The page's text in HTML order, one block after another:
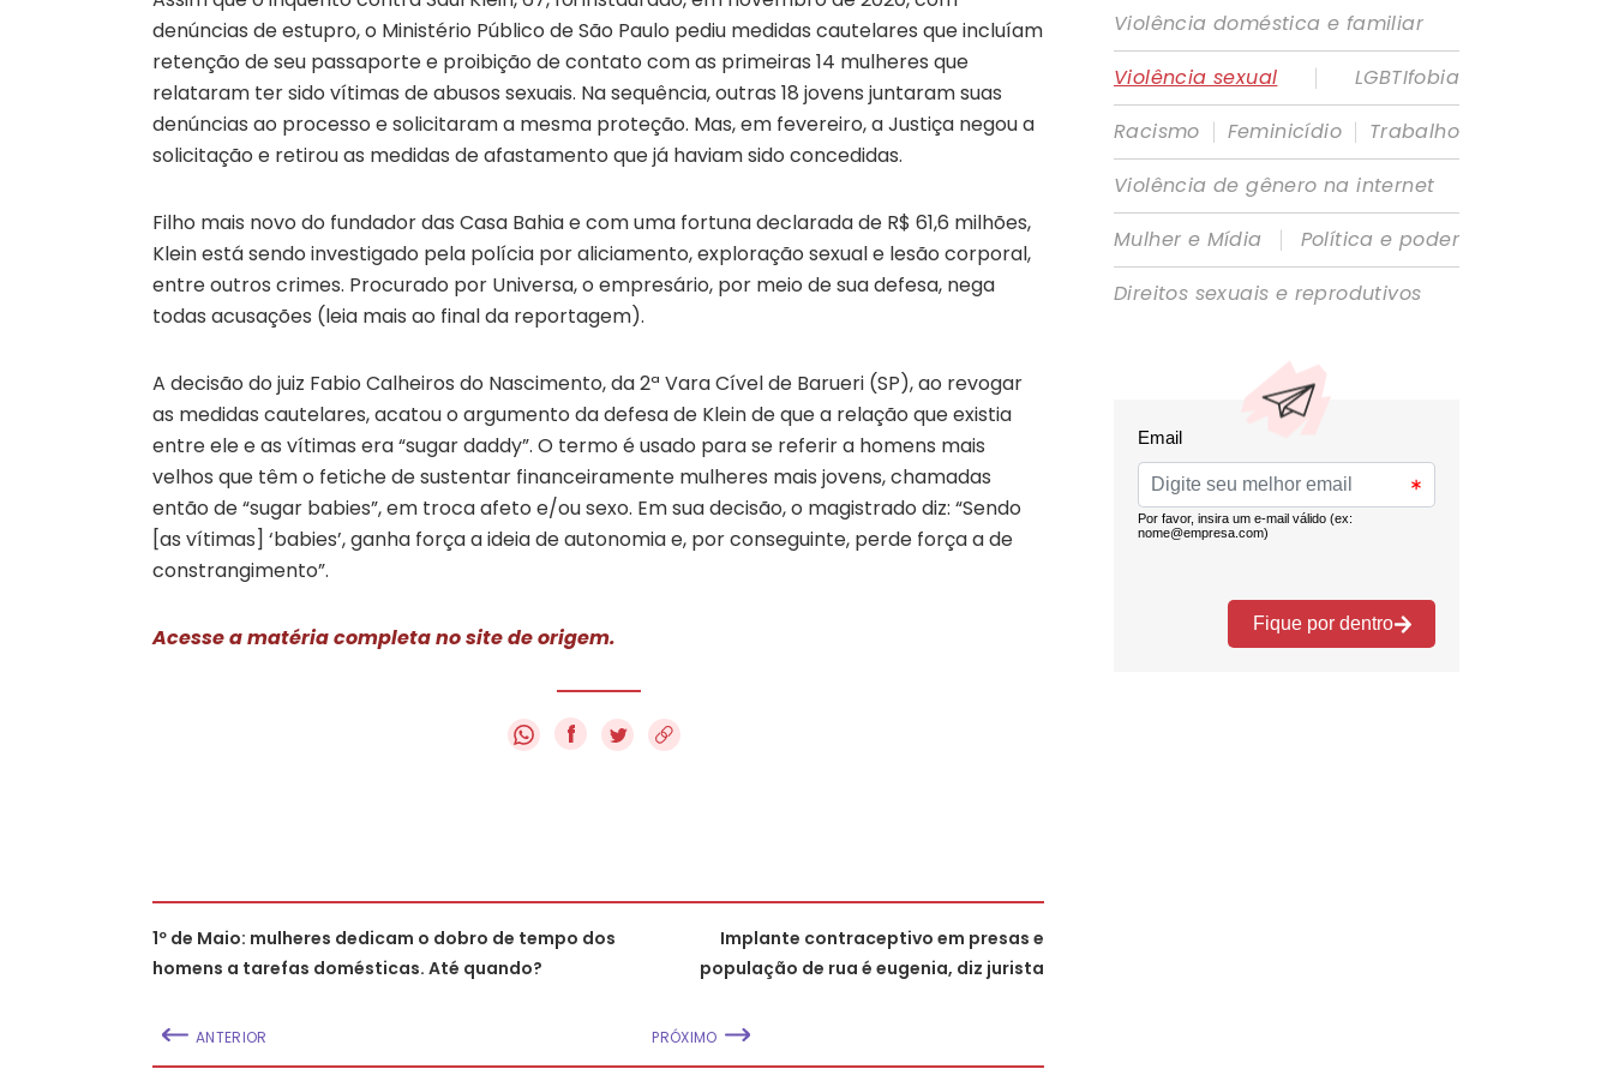
denúncias de estupro, o Ministério Público de São Paulo pediu medidas cautelares que incluíam
retenção de seu passaporte e proibição de contato com as primeiras 14 mulheres que
relataram ter sido vítimas de abusos sexuais. Na sequência, outras 18 jovens juntaram suas
denúncias ao processo e solicitaram a mesma proteção. Mas, em fevereiro, a Justiça negou a
solicitação e retirou as medidas de afastamento que já haviam sido concedidas.
Filho mais novo do fundador das Casa Bahia e com uma fortuna declarada de R$ 61,6 milhões,
Klein está sendo investigado pela polícia por aliciamento, exploração sexual e lesão corporal,
entre outros crimes. Procurado por Universa, o empresário, por meio de sua defesa, nega
todas acusações (leia mais ao final da reportagem).
A decisão do juiz Fabio Calheiros do Nascimento, da 2ª Vara Cível de Barueri (SP), ao revogar
as medidas cautelares, acatou o argumento da defesa de Klein de que a relação que existia
entre ele e as vítimas era “sugar daddy”. O termo é usado para se referir a homens mais
velhos que têm o fetiche de sustentar financeiramente mulheres mais jovens, chamadas
então de “sugar babies”, em troca afeto e/ou sexo. Em sua decisão, o magistrado diz: “Sendo
[as vítimas] ‘babies’, ganha força a ideia de autonomia e, por conseguinte, perde força a de
constrangimento”.
Acesse a matéria completa no site de origem.
f
1º de Maio: mulheres dedicam o dobro de tempo dos
homens a tarefas domésticas. Até quando?
ANTERIOR
Implante contraceptivo em presas e
população de rua é eugenia, diz jurista
PRÓXIMO
Violência doméstica e familiar
Violência sexual
|
LGBTIfobia
Racismo | Feminicídio | Trabalho
Violência de gênero na internet
Mulher e Mídia
|
Política e poder
Direitos sexuais e reprodutivos